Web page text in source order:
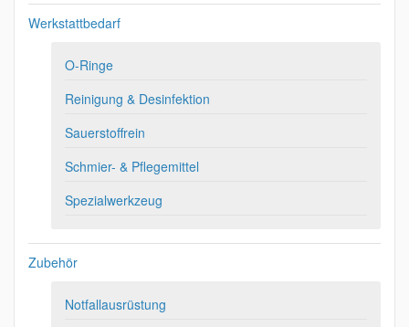
Werkstattbedarf
O-Ringe
Reinigung & Desinfektion
Sauerstoffrein
Schmier- & Pflegemittel
Spezialwerkzeug
Zubehör
Notfallausrüstung